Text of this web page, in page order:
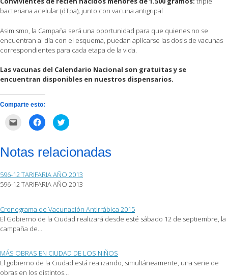
bacteriana acelular (dTpa); junto con vacuna antigripal
Asimismo, la Campaña será una oportunidad para que quienes no se
encuentran al día con el esquema, puedan aplicarse las dosis de vacunas
correspondientes para cada etapa de la vida.
Las vacunas del Calendario Nacional son gratuitas y se
encuentran disponibles en nuestros dispensarios.
Comparte esto:
correo
electrónico
amigo
(Se
abre
ventana
nueva)
Haz
clic
Facebook
(Se
una
ventana
nueva)
Haz
clic
en
Twitter
(Se
una
ventana
nueva)
Notas relacionadas
596-12 TARIFARIA AÑO 2013
596-12 TARIFARIA AÑO 2013
Cronograma de Vacunación Antirrábica 2015
El Gobierno de la Ciudad realizará desde esté sábado 12 de septiembre, la
campaña de…
MÁS OBRAS EN CIUDAD DE LOS NIÑOS
El gobierno de la Ciudad está realizando, simultáneamente, una serie de
obras en los distintos…